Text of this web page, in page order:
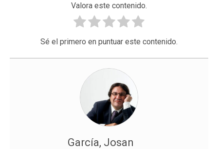
Valora este contenido.
Sé el primero en puntuar este contenido.
García, Josan